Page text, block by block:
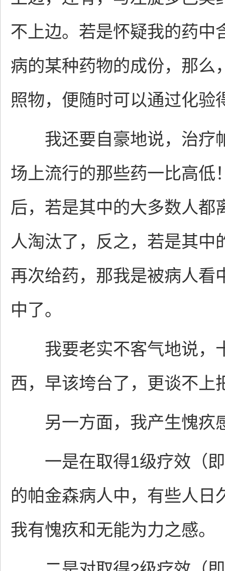
不上边。若是怀疑我的药中
病的某种药物的成份，那么
照物，便随时可以通过化验
我还要自豪地说，治疗
场上流行的那些药一比高低
后，若是其中的大多数人都
人淘汰了，反之，若是其中
再次给药，那我是被病人
中了。
我要老实不客气地说，
西，早该垮台了，更谈不上
另一方面，我产生愧疚
一是在取得1级疗效（即
的帕金森病人中，有些人日
我有愧疚和无能为力之感。